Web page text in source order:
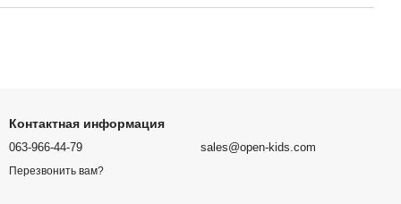
Контактная информация
063-966-44-79
Перезвонить вам?
sales@open-kids.com